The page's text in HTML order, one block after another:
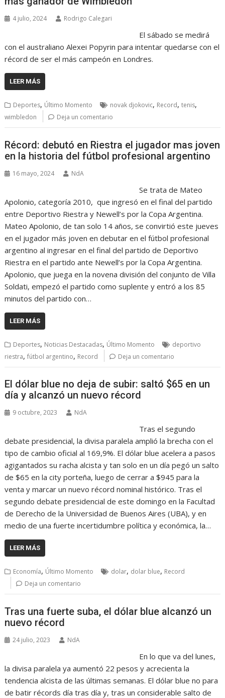
4 julio, 2024 Rodrigo Calegari
El sábado se medirá
con el australiano Alexei Popyrin para intentar quedarse con el
récord de ser el más campeón en Londres.
LEER MÁS
Deportes, Último Momento novak djokovic, Record,tenis,
wimbledon Deja un comentario
Récord: debutó en Riestra el jugador mas joven
en la historia del fútbol profesional argentino
16 mayo, 2024 NdA
Se trata de Mateo
Apolonio, categoría 2010, que ingresó en el final del partido
entre Deportivo Riestra y Newell’s por la Copa Argentina.
Mateo Apolonio, de tan solo 14 años, se convirtió este jueves
en el jugador más joven en debutar en el fútbol profesional
argentino al ingresar en el final del partido de Deportivo
Riestra en el partido ante Newell’s por la Copa Argentina.
Apolonio, que juega en la novena división del conjunto de Villa
Soldati, empezó el partido como suplente y entró a los 85
minutos del partido con…
LEER MÁS
Deportes, Noticias Destacadas, Último Momento
deportivo
riestra,fútbol argentino, Record Deja un comentario
El dólar blue no deja de subir: saltó $65 en un
día y alcanzó un nuevo récord
9 octubre, 2023 NdA
Tras el segundo
debate presidencial, la divisa paralela amplió la brecha con el
tipo de cambio oficial al 169,9%. El dólar blue acelera a pasos
agigantados su racha alcista y tan solo en un día pegó un salto
de $65 en la city porteña, luego de cerrar a $945 para la
venta y marcar un nuevo récord nominal histórico. Tras el
segundo debate presidencial de este domingo en la Facultad
de Derecho de la Universidad de Buenos Aires (UBA), y en
medio de una fuerte incertidumbre política y económica, la…
LEER MÁS
Economía, Último Momento dolar, dolar blue, Record
Deja un comentario
Tras una fuerte suba, el dólar blue alcanzó un
nuevo récord
24 julio, 2023 NdA
En lo que va del lunes,
la divisa paralela ya aumentó 22 pesos y acrecienta la
tendencia alcista de las últimas semanas. El dólar blue no para
de batir récords día tras día y, tras un considerable salto de